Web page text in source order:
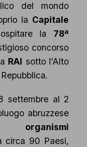
del mondo
la Capitale
la 78ª
concorso
RAI sotto l’Alto
settembre al 2
abruzzese
circa 90 Paesi,